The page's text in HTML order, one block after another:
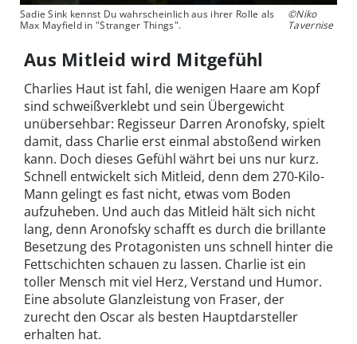
Sadie Sink kennst Du wahrscheinlich aus ihrer Rolle als
Max Mayfield in "Stranger Things".
©Niko
Tavernise
Aus Mitleid wird Mitgefühl
Charlies Haut ist fahl, die wenigen Haare am Kopf
sind schweißverklebt und sein Übergewicht
unübersehbar: Regisseur Darren Aronofsky, spielt
damit, dass Charlie erst einmal abstoßend wirken
kann. Doch dieses Gefühl währt bei uns nur kurz.
Schnell entwickelt sich Mitleid, denn dem 270-Kilo-
Mann gelingt es fast nicht, etwas vom Boden
aufzuheben. Und auch das Mitleid hält sich nicht
lang, denn Aronofsky schafft es durch die brillante
Besetzung des Protagonisten uns schnell hinter die
Fettschichten schauen zu lassen. Charlie ist ein
toller Mensch mit viel Herz, Verstand und Humor.
Eine absolute Glanzleistung von Fraser, der
zurecht den Oscar als besten Hauptdarsteller
erhalten hat.